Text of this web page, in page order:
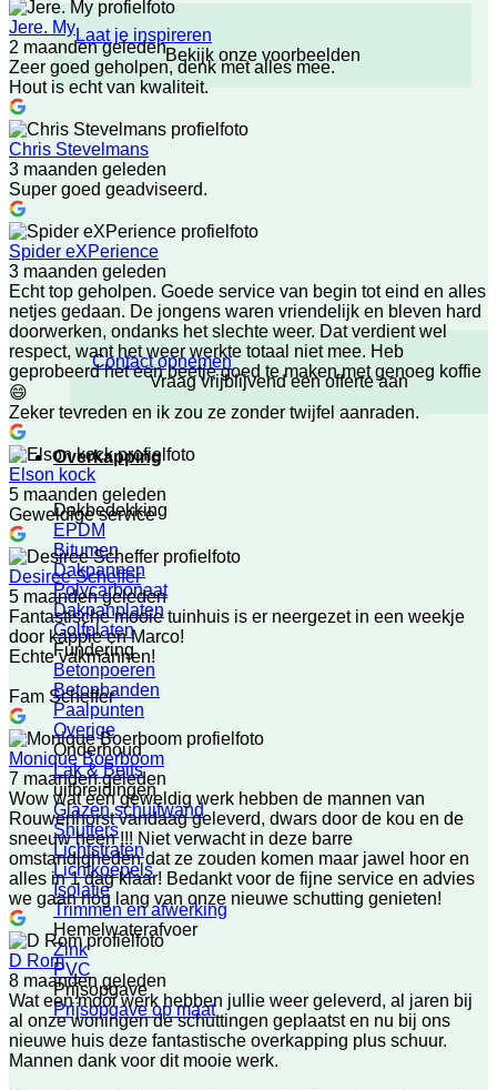
Laat je inspireren
Bekijk onze voorbeelden
Contact opnemen
Vraag vrijblijvend een offerte aan
Overkapping
Dakbedekking
EPDM
Bitumen
Dakpannen
Polycarbonaat
Dakpanplaten
Golfplaten
Fundering
Betonpoeren
Betonbanden
Paalpunten
Overige
Onderhoud
Lak & Beits
uitbreidingen
Glazen schuifwand
Shutters
Lichtstraten
Lichtkoepels
Isolatie
Trimmen en afwerking
Hemelwaterafvoer
Zink
PVC
Prijsopgave
Prijsopgave op maat
Jere. My
2 maanden geleden
Zeer goed geholpen, denk met alles mee.
Hout is echt van kwaliteit.
Chris Stevelmans
3 maanden geleden
Super goed geadviseerd.
Spider eXPerience
3 maanden geleden
Echt top geholpen. Goede service van begin tot eind en alles
netjes gedaan. De jongens waren vriendelijk en bleven hard
doorwerken, ondanks het slechte weer. Dat verdient wel
respect, want het weer werkte totaal niet mee. Heb
geprobeerd het een beetje goed te maken met genoeg koffie
😄
Zeker tevreden en ik zou ze zonder twijfel aanraden.
Elson kock
5 maanden geleden
Geweldige service
Desiree Scheffer
5 maanden geleden
Fantastische mooie tuinhuis is er neergezet in een weekje
door kappie en Marco!
Echte vakmannen!
Fam Scheffer
Monique Boerboom
7 maanden geleden
Wow wat een geweldig werk hebben de mannen van
Rouwenhorst vandaag geleverd, dwars door de kou en de
sneeuw heen !!! Niet verwacht in deze barre
omstandigheden dat ze zouden komen maar jawel hoor en
alles in 1 dag klaar! Bedankt voor de fijne service en advies
we gaan nog lang van onze nieuwe schutting genieten!
D Rom
8 maanden geleden
Wat een mooi werk hebben jullie weer geleverd, al jaren bij
al onze woningen de schuttingen geplaatst en nu bij ons
nieuwe huis deze fantastische overkapping plus schuur.
Mannen dank voor dit mooie werk.